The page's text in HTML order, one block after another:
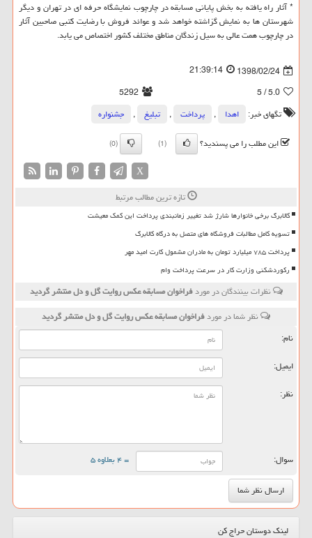
* آثار راه یافته به بخش پایانی مسابقه در چارچوب نمایشگاه حرفه ای در تهران و دیگر
شهرستان ها به نمایش گزاشته خواهد شد و عوائد فروش با رضایت كتبی صاحبین آثار
در چارچوب همت عالی به سیل زندگان مناطق مختلف كشور اختصاص می یابد.
1398/02/24
21:39:14
5.0
/ 5
5292
تگهای خبر:
اهدا , پرداخت , تبلیغ ,
جشنواره
این مطلب را می پسندید؟
(1)
(0)
X
تازه ترین مطالب مرتبط
کالابرگ برخی خانوارها شارژ شد تغییر زمانبندی پرداخت این کمک معیشت
تسویه کامل مطالبات فروشگاه های متصل به درگاه کالابرگ
پرداخت ۷۸۵ میلیارد تومان به مادران مشمول کارت امید مهر
رکوردشکنی وزارت کار در سرعت پرداخت وام
نظرات بینندگان در موردفراخوان مسابقه عكس روایت گل و دل منتشر گردید
نظر شما در موردفراخوان مسابقه عكس روایت گل و دل منتشر گردید
نام:
ایمیل:
نظر:
سوال: = ۴ بعلاوه ۵
لینک دوستان حراج کن